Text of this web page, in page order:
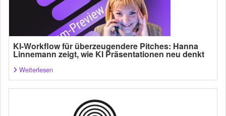
KI-Workflow für überzeugendere Pitches: Hanna
Linnemann zeigt, wie KI Präsentationen neu denkt
Weiterlesen